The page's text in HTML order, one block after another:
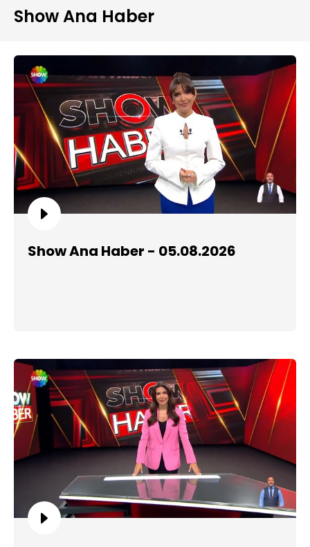
Show Ana Haber
Show Ana Haber - 05.08.2026